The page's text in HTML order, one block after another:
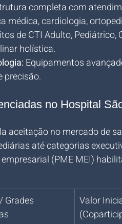
completa com
cardiologia,
de CTI Adulto, Pediátrico,
holística.
Equipamentos
precisão.
no Hospital
aceitação no mercado de
até categorias
(PME MEI)
Grades
Valor